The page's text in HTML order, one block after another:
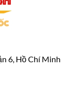
6, Hồ Chí Minh